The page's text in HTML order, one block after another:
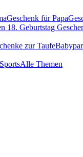
Geschenk für Papa
18. Geburtstag
zur Taufe
Alle Themen